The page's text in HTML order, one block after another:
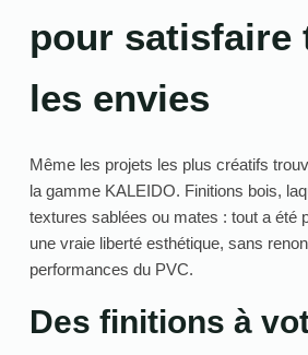
pour satisfaire
les envies
Même les projets les plus créatifs
la gamme KALEIDO. Finitions bois,
textures sablées ou mates : tout a été
une vraie liberté esthétique, sans
performances du PVC.
Des finitions à